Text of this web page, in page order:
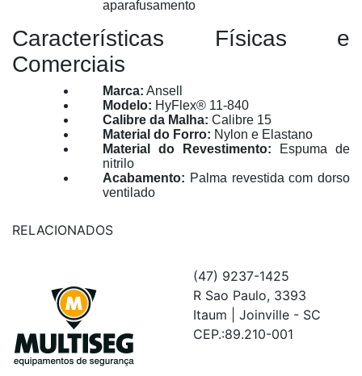
aparafusamento
Características Físicas e
Comerciais
Marca: Ansell
Modelo: HyFlex® 11-840
Calibre da Malha: Calibre 15
Material do Forro: Nylon e Elastano
Material do Revestimento: Espuma de
nitrilo
Acabamento: Palma revestida com dorso
ventilado
RELACIONADOS
(47) 9237-1425
R Sao Paulo, 3393
Itaum | Joinville - SC
CEP.:89.210-001